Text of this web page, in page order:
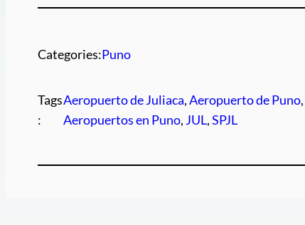
Categories:Puno
Tags
:
Aeropuerto de Juliaca, Aeropuerto de Puno,
Aeropuertos en Puno, JUL, SPJL